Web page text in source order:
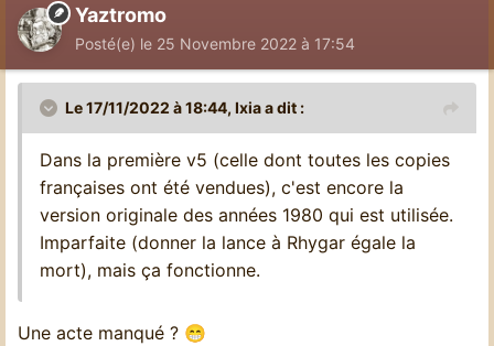
Yaztromo
Posté(e) le 25 Novembre 2022 à 17:54
Le 17/11/2022 à 18:44, Ixiaa dit :
Dans la première v5 (celle dont toutes les copies
françaises ont été vendues), c'est encore la
version originale des années 1980 qui est utilisée.
Imparfaite (donner la lance à Rhygar égale la
mort), mais ça fonctionne.
Une acte manqué ? 😁